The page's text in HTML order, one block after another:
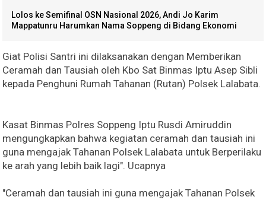
Lolos ke Semifinal OSN Nasional 2026, Andi Jo Karim
Mappatunru Harumkan Nama Soppeng di Bidang Ekonomi
Giat Polisi Santri ini dilaksanakan dengan Memberikan
Ceramah dan Tausiah oleh Kbo Sat Binmas Iptu Asep Sibli
kepada Penghuni Rumah Tahanan (Rutan) Polsek Lalabata.
Kasat Binmas Polres Soppeng Iptu Rusdi Amiruddin
mengungkapkan bahwa kegiatan ceramah dan tausiah ini
guna mengajak Tahanan Polsek Lalabata untuk Berperilaku
ke arah yang lebih baik lagi". Ucapnya
"Ceramah dan tausiah ini guna mengajak Tahanan Polsek